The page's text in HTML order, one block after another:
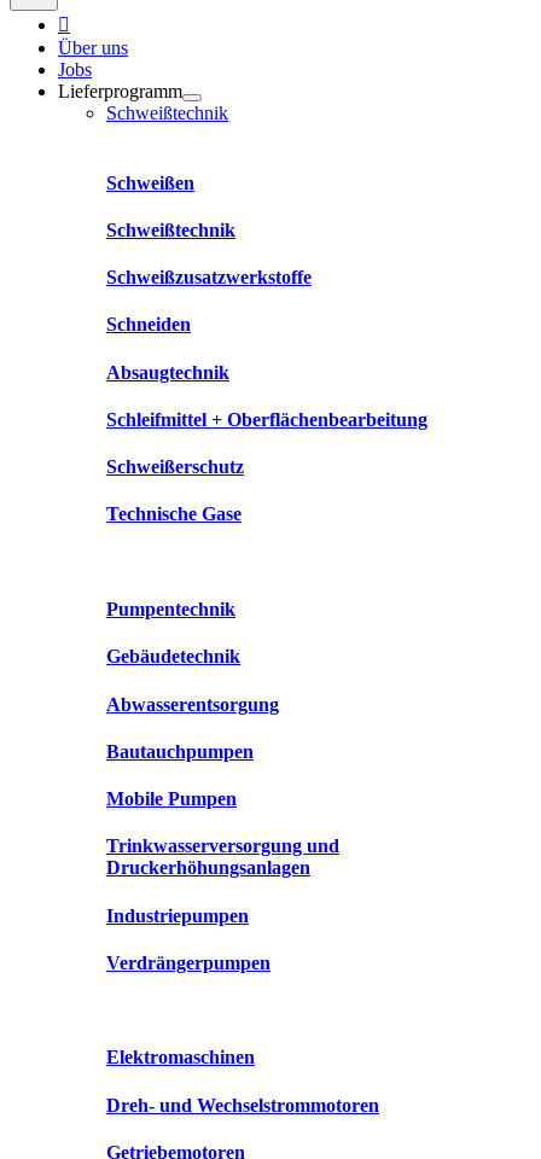
Über uns
Jobs
Lieferprogramm
Schweißtechnik
Schweißen
Schweißtechnik
Schweißzusatzwerkstoffe
Schneiden
Absaugtechnik
Schleifmittel + Oberflächenbearbeitung
Schweißerschutz
Technische Gase
Pumpentechnik
Gebäudetechnik
Abwasserentsorgung
Bautauchpumpen
Mobile Pumpen
Trinkwasserversorgung und
Druckerhöhungsanlagen
Industriepumpen
Verdrängerpumpen
Elektromaschinen
Dreh- und Wechselstrommotoren
Getriebemotoren